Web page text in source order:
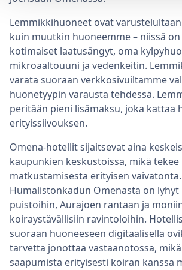
Lemmikkihuoneet ovat
kuin muutkin huoneemme – niissä
kotimaiset laatusängyt, oma
mikroaaltouuni ja vedenkeitin.
varata suoraan verkkosivuiltamme
huonetyypin varausta tehdessä.
peritään pieni lisämaksu, joka kattaa
erityissiivouksen.
Omena-hotellit sijaitsevat aina
kaupunkien keskustoissa, mikä
matkustamisesta erityisen
Humalistonkadun Omenasta on lyhyt
puistoihin, Aurajoen rantaan ja
koiraystävällisiin ravintoloihin.
suoraan huoneeseen digitaalisella
tarvetta jonottaa vastaanotossa,
saapumista erityisesti koiran kanssa